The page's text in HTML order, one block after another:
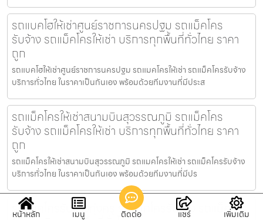
รถแบคโฮให้เช่าศูนย์ราชการนครปฐม รถแม็คโคร
รับจ้าง รถแม็คโครให้เช่า บริการทุกพื้นที่ทั่วไทย ราคา
ถูก
รถแบคโฮให้เช่าศูนย์ราชการนครปฐม รถแมคโครให้เช่า รถแม็คโครรับจ้าง
บริการทั่วไทย ในราคาเป็นกันเอง พร้อมด้วยทีมงานที่มีประส
รถแม็คโครให้เช่าสนามบินสุวรรณภูมิ รถแม็คโคร
รับจ้าง รถแม็คโครให้เช่า บริการทุกพื้นที่ทั่วไทย ราคา
ถูก
รถแม็คโครให้เช่าสนามบินสุวรรณภูมิ รถแมคโครให้เช่า รถแม็คโครรับจ้าง
บริการทั่วไทย ในราคาเป็นกันเอง พร้อมด้วยทีมงานที่มีปร
รถแมคโครรับจ้างทุ่งครุ รถแม็คโครรับจ้าง รถแม็คโคร
หน้าหลัก เมนู ติดต่อ แชร์ เพิ่มเติม